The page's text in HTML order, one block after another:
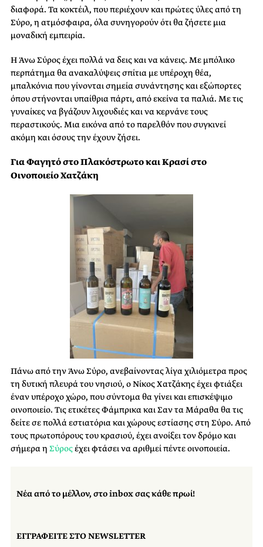
διαφορά. Τα κοκτέιλ, που περιέχουν και πρώτες ύλες από τη
Σύρο, η ατμόσφαιρα, όλα συνηγορούν ότι θα ζήσετε μια
μοναδική εμπειρία.
Η Άνω Σύρος έχει πολλά να δεις και να κάνεις. Με μπόλικο
περπάτημα θα ανακαλύψεις σπίτια με υπέροχη θέα,
μπαλκόνια που γίνονται σημεία συνάντησης και εξώπορτες
όπου στήνονται υπαίθρια πάρτι, από εκείνα τα παλιά. Με τις
γυναίκες να βγάζουν λιχουδιές και να κερνάνε τους
περαστικούς. Μια εικόνα από το παρελθόν που συγκινεί
ακόμη και όσους την έχουν ζήσει.
Για Φαγητό στο Πλακόστρωτο και Κρασί στο
Οινοποιείο Χατζάκη
Πάνω από την Άνω Σύρο, ανεβαίνοντας λίγα χιλιόμετρα προς
τη δυτική πλευρά του νησιού, ο Νίκος Χατζάκης έχει φτιάξει
έναν υπέροχο χώρο, που σύντομα θα γίνει και επισκέψιμο
οινοποιείο. Τις ετικέτες Φάμπρικα και Σαν τα Μάραθα θα τις
δείτε σε πολλά εστιατόρια και χώρους εστίασης στη Σύρο. Από
τους πρωτοπόρους του κρασιού, έχει ανοίξει τον δρόμο και
σήμερα η Σύροςέχει φτάσει να αριθμεί πέντε οινοποιεία.
Νέα από το μέλλον, στο inbox σας κάθε πρωί!
ΕΓΓΡΑΦΕΙΤΕ ΣΤΟ NEWSLETTER